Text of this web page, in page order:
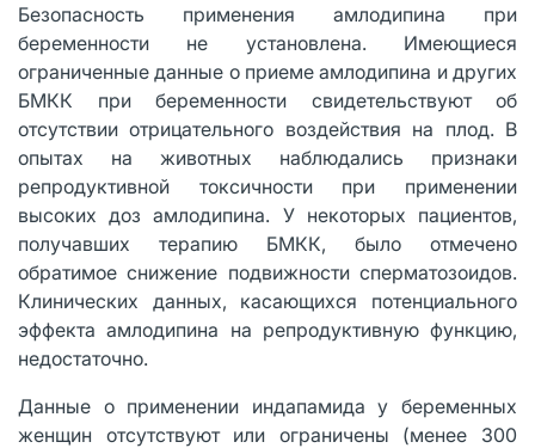
Безопасность применения амлодипина при
беременности не установлена. Имеющиеся
ограниченные данные о приеме амлодипина и других
БМКК при беременности свидетельствуют об
отсутствии отрицательного воздействия на плод. В
опытах на животных наблюдались признаки
репродуктивной токсичности при применении
высоких доз амлодипина. У некоторых пациентов,
получавших терапию БМКК, было отмечено
обратимое снижение подвижности сперматозоидов.
Клинических данных, касающихся потенциального
эффекта амлодипина на репродуктивную функцию,
недостаточно.
Данные о применении индапамида у беременных
женщин отсутствуют или ограничены (менее 300